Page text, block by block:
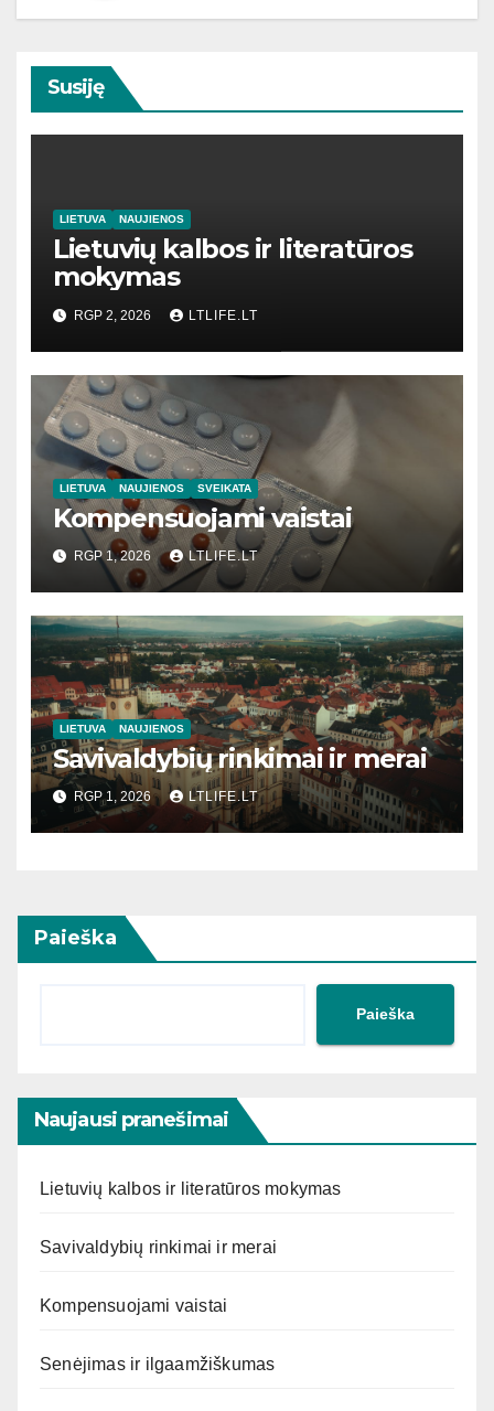
Susiję
LIETUVA NAUJIENOS
Lietuvių kalbos ir literatūros
mokymas
RGP 2, 2026 LTLIFE.LT
LIETUVA NAUJIENOS SVEIKATA
Kompensuojami vaistai
RGP 1, 2026 LTLIFE.LT
LIETUVA NAUJIENOS
Savivaldybių rinkimai ir merai
RGP 1, 2026 LTLIFE.LT
Paieška
Paieška
Naujausi pranešimai
Lietuvių kalbos ir literatūros mokymas
Savivaldybių rinkimai ir merai
Kompensuojami vaistai
Senėjimas ir ilgaamžiškumas